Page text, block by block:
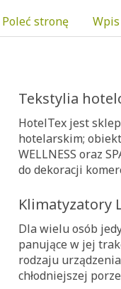
Poleć stronę
Tekstylia
HotelTex jest
hotelarskim;
WELLNESS oraz
do dekoracji
Klimatyzatory
Dla wielu osób
panujące w jej
rodzaju
chłodniejszej